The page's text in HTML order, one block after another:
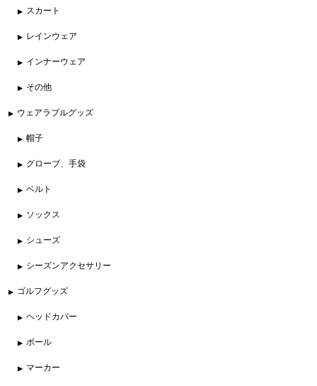
スカート
レインウェア
インナーウェア
その他
ウェアラブルグッズ
帽子
グローブ、手袋
ベルト
ソックス
シューズ
シーズンアクセサリー
ゴルフグッズ
ヘッドカバー
ボール
マーカー